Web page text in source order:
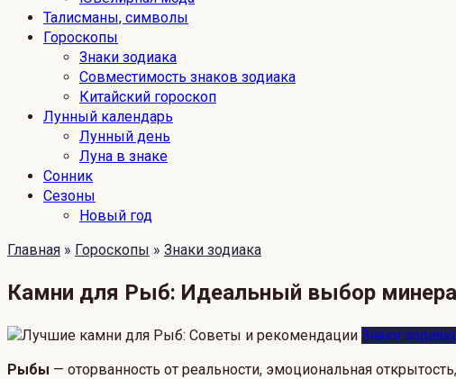
Талисманы, символы
Гороскопы
Знаки зодиака
Совместимость знаков зодиака
Китайский гороскоп
Лунный календарь
Лунный день
Луна в знаке
Сонник
Сезоны
Новый год
Главная » Гороскопы » Знаки зодиака
Камни для Рыб: Идеальный выбор
Знаки
Рыбы — оторванность от реальности, эмоциональная